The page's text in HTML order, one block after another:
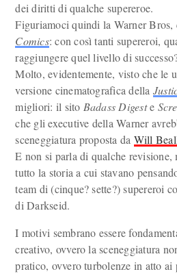
dei diritti di qualche supereroe.
Figuriamoci quindi la Warner Bros,
Comics: con così tanti supereroi,
raggiungere quel livello di
Molto, evidentemente, visto che le
versione cinematografica della
migliori: il sito Badass Digeste
che gli executive della Warner
sceneggiatura proposta da Will
E non si parla di qualche revisione,
tutto la storia a cui stavano
team di (cinque? sette?) supereroi
di Darkseid.
I motivi sembrano essere
creativo, ovvero la sceneggiatura
pratico, ovvero turbolenze in atto ai